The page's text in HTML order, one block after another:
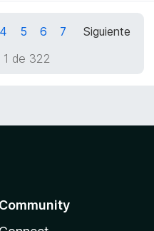
4 5 6 7
Siguiente
1 de 322